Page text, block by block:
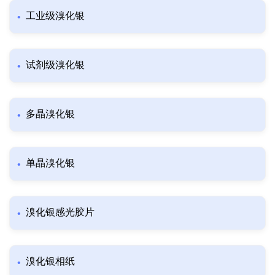
工业级溴化银
试剂级溴化银
多晶溴化银
单晶溴化银
溴化银感光胶片
溴化银相纸